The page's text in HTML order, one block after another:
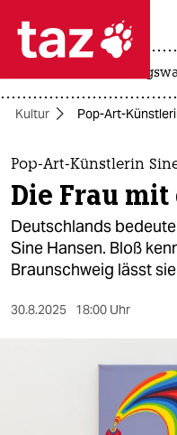
 taz
themen
politik
öko
gesellschaft
Kultur Pop-Art-
Pop-Art-Künstlerin
Die Frau mit
Deutschlands
Sine Hansen. Bloß
Braunschweig lässt
30.8.2025 18:00 Uhr